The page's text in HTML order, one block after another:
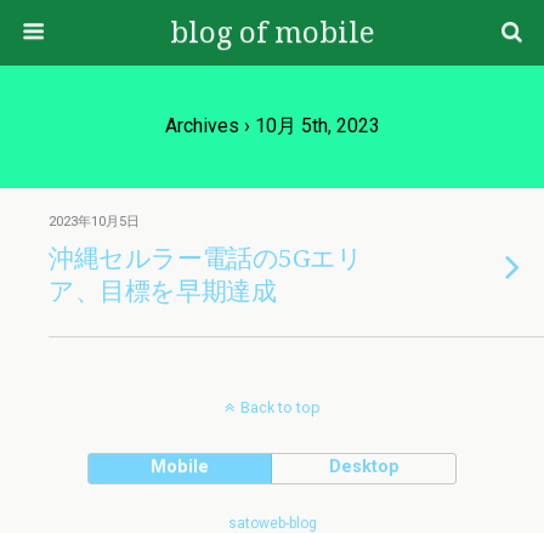
blog of mobile
Archives › 10月 5th, 2023
2023年10月5日
沖縄セルラー電話の5Gエリ
ア、目標を早期達成
Back to top
Mobile Desktop
satoweb-blog